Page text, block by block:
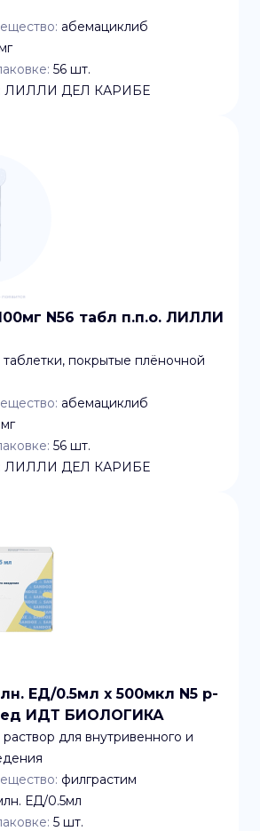
абемациклиб
56 шт.
ЛИЛЛИ ДЕЛ КАРИБЕ
N56 табл п.п.о. ЛИЛЛИ
таблетки, покрытые плёночной
абемациклиб
56 шт.
ЛИЛЛИ ДЕЛ КАРИБЕ
ЕД/0.5мл x 500мкл N5 р-
ИДТ БИОЛОГИКА
раствор для внутривенного и
филграстим
ЕД/0.5мл
5 шт.